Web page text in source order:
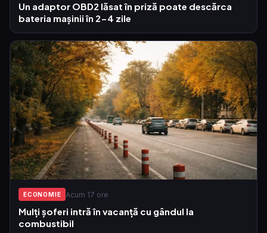
Un adaptor OBD2 lăsat în priză poate descărca
bateria mașinii în 2-4 zile
ECONOMIE Acum 17 ore
Mulți șoferi intră în vacanță cu gândul la
combustibil